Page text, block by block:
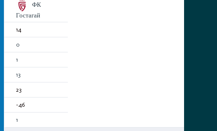
ФК
Гостагай
14
0
1
13
23
-46
1